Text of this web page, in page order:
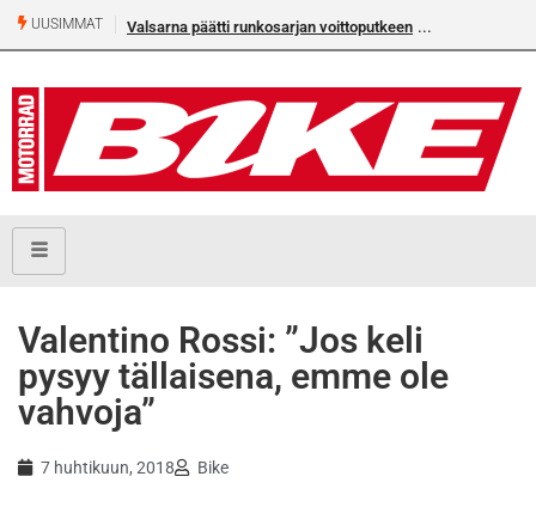
UUSIMMAT Valsarna päätti runkosarjan voittoputkeen
Valentino Rossi: ”Jos keli
pysyy tällaisena, emme ole
vahvoja”
7 huhtikuun, 2018 Bike